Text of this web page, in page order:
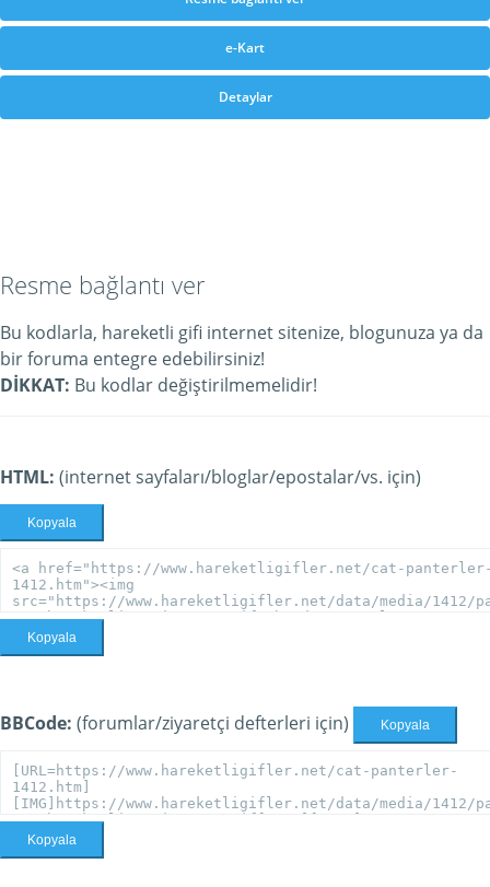
e-Kart
Detaylar
Resme bağlantı ver
Bu kodlarla, hareketli gifi internet sitenize, blogunuza ya da
bir foruma entegre edebilirsiniz!
DİKKAT: Bu kodlar değiştirilmemelidir!
HTML: (internet sayfaları/bloglar/epostalar/vs. için)
Kopyala
Kopyala
BBCode: (forumlar/ziyaretçi defterleri için) Kopyala
Kopyala